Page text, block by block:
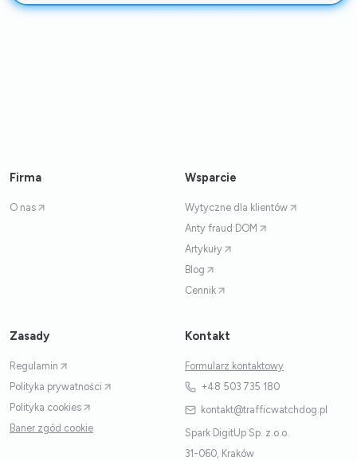
Firma
O nas
Wsparcie
Wytyczne dla klientów
Anty fraud DOM
Artykuły
Blog
Cennik
Zasady
Regulamin
Polityka prywatności
Polityka cookies
Baner zgód cookie
Kontakt
Formularz kontaktowy
+48 503 735 180
kontakt@trafficwatchdog.pl
Spark DigitUp Sp. z.o.o.
31-060, Kraków